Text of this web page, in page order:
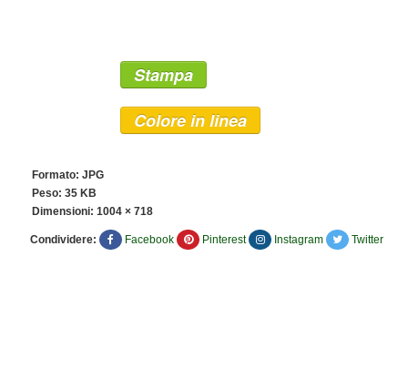
Stampa
Colore in linea
Formato: JPG
Peso: 35 KB
Dimensioni: 1004 × 718
Condividere: Facebook Pinterest Instagram Twitter